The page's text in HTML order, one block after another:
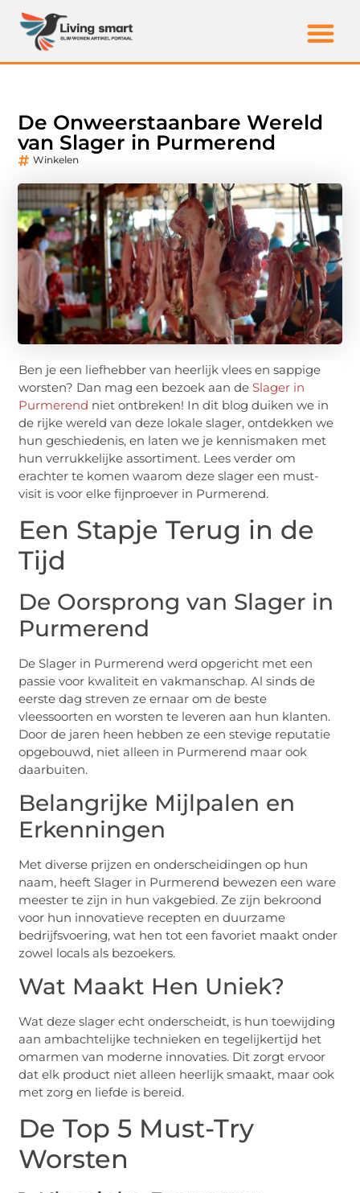
De Onweerstaanbare Wereld
van Slager in Purmerend
Winkelen
Ben je een liefhebber van heerlijk vlees en sappige
worsten? Dan mag een bezoek aan de Slager in
Purmerend niet ontbreken! In dit blog duiken we in
de rijke wereld van deze lokale slager, ontdekken we
hun geschiedenis, en laten we je kennismaken met
hun verrukkelijke assortiment. Lees verder om
erachter te komen waarom deze slager een must-
visit is voor elke fijnproever in Purmerend.
Een Stapje Terug in de
Tijd
De Oorsprong van Slager in
Purmerend
De Slager in Purmerend werd opgericht met een
passie voor kwaliteit en vakmanschap. Al sinds de
eerste dag streven ze ernaar om de beste
vleessoorten en worsten te leveren aan hun klanten.
Door de jaren heen hebben ze een stevige reputatie
opgebouwd, niet alleen in Purmerend maar ook
daarbuiten.
Belangrijke Mijlpalen en
Erkenningen
Met diverse prijzen en onderscheidingen op hun
naam, heeft Slager in Purmerend bewezen een ware
meester te zijn in hun vakgebied. Ze zijn bekroond
voor hun innovatieve recepten en duurzame
bedrijfsvoering, wat hen tot een favoriet maakt onder
zowel locals als bezoekers.
Wat Maakt Hen Uniek?
Wat deze slager echt onderscheidt, is hun toewijding
aan ambachtelijke technieken en tegelijkertijd het
omarmen van moderne innovaties. Dit zorgt ervoor
dat elk product niet alleen heerlijk smaakt, maar ook
met zorg en liefde is bereid.
De Top 5 Must-Try
Worsten